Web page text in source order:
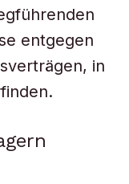
entgegen
in